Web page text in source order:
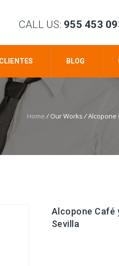
CALL US: 955 453
CLIENTES BLOG
Home /Our Works/Alcopone
Alcopone Café
Sevilla